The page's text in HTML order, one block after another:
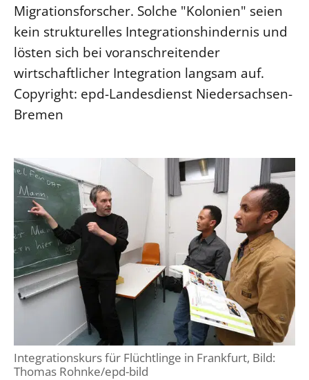
Migrationsforscher. Solche "Kolonien" seien
kein strukturelles Integrationshindernis und
lösten sich bei voranschreitender
wirtschaftlicher Integration langsam auf.
Copyright: epd-Landesdienst Niedersachsen-
Bremen
Integrationskurs für Flüchtlinge in Frankfurt, Bild:
Thomas Rohnke/epd-bild